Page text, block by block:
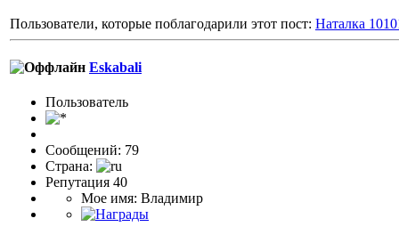
Пользователи, которые поблагодарили этот пост: Наталка
Eskabali
Пользовaтeль
Сообщений: 79
Страна:
Репутация 40
Мое имя: Владимир